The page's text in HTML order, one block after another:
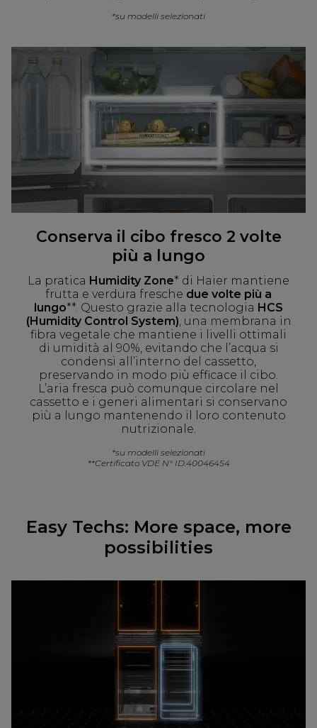
*su modelli selezionati
Conserva il cibo fresco 2 volte
più a lungo
La pratica Humidity Zone* di Haier mantiene
frutta e verdura fresche due volte più a
lungo**. Questo grazie alla tecnologia HCS
(Humidity Control System) , una membrana in
fibra vegetale che mantiene i livelli ottimali
di umidità al 90%, evitando che l’acqua si
condensi all’interno del cassetto,
preservando in modo più efficace il cibo.
L’aria fresca può comunque circolare nel
cassetto e i generi alimentari si conservano
più a lungo mantenendo il loro contenuto
nutrizionale.
*su modelli selezionati
**Certificato VDE N° ID.40046454
Easy Techs: More space, more
possibilities